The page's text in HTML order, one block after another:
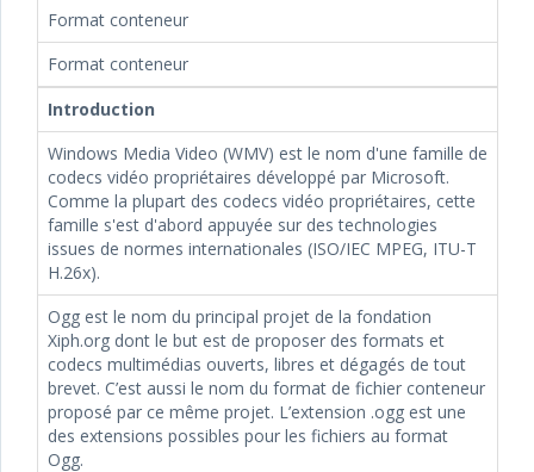
Format conteneur
Format conteneur
Introduction
Windows Media Video (WMV) est le nom d'une famille de
codecs vidéo propriétaires développé par Microsoft.
Comme la plupart des codecs vidéo propriétaires, cette
famille s'est d'abord appuyée sur des technologies
issues de normes internationales (ISO/IEC MPEG, ITU-T
H.26x).
Ogg est le nom du principal projet de la fondation
Xiph.org dont le but est de proposer des formats et
codecs multimédias ouverts, libres et dégagés de tout
brevet. C’est aussi le nom du format de fichier conteneur
proposé par ce même projet. L’extension .ogg est une
des extensions possibles pour les fichiers au format
Ogg.